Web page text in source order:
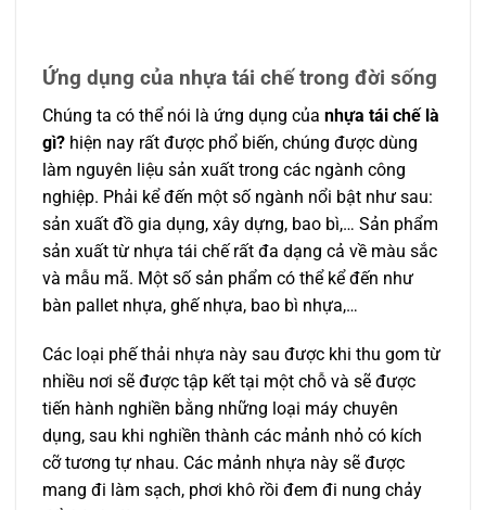
Ứng dụng của nhựa tái chế trong đời sống
Chúng ta có thể nói là ứng dụng của nhựa tái chế là
gì? hiện nay rất được phổ biến, chúng được dùng
làm nguyên liệu sản xuất trong các ngành công
nghiệp. Phải kể đến một số ngành nổi bật như sau:
sản xuất đồ gia dụng, xây dựng, bao bì,… Sản phẩm
sản xuất từ nhựa tái chế rất đa dạng cả về màu sắc
và mẫu mã. Một số sản phẩm có thể kể đến như
bàn pallet nhựa, ghế nhựa, bao bì nhựa,…
Các loại phế thải nhựa này sau được khi thu gom từ
nhiều nơi sẽ được tập kết tại một chỗ và sẽ được
tiến hành nghiền bằng những loại máy chuyên
dụng, sau khi nghiền thành các mảnh nhỏ có kích
cỡ tương tự nhau. Các mảnh nhựa này sẽ được
mang đi làm sạch, phơi khô rồi đem đi nung chảy